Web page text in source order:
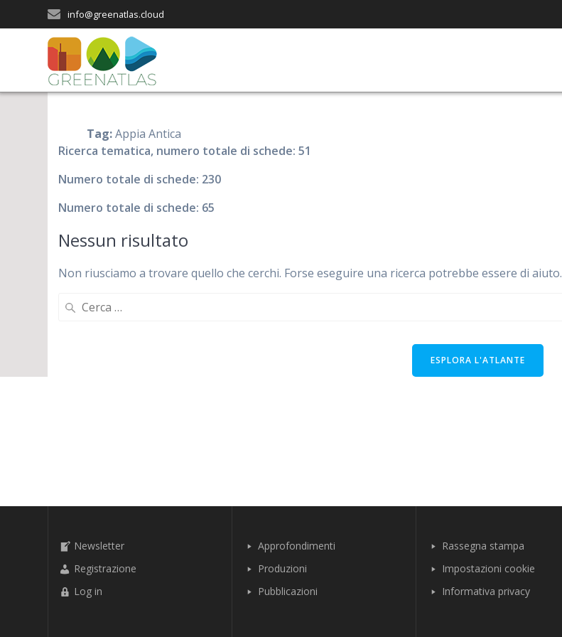
al
contenuto
info@greenatlas.cloud
Tag:Appia Antica
Ricerca tematica, numero totale di schede: 51
Numero totale di schede: 230
Numero totale di schede: 65
Nessun risultato
Non riusciamo a trovare quello che cerchi. Forse eseguire una ricerca potrebbe essere di aiuto.
Ricerca
ESPLORA L'ATLANTE
Newsletter
Registrazione
Log in
Approfondimenti
Produzioni
Pubblicazioni
Rassegna stampa
Impostazioni cookie
Informativa privacy